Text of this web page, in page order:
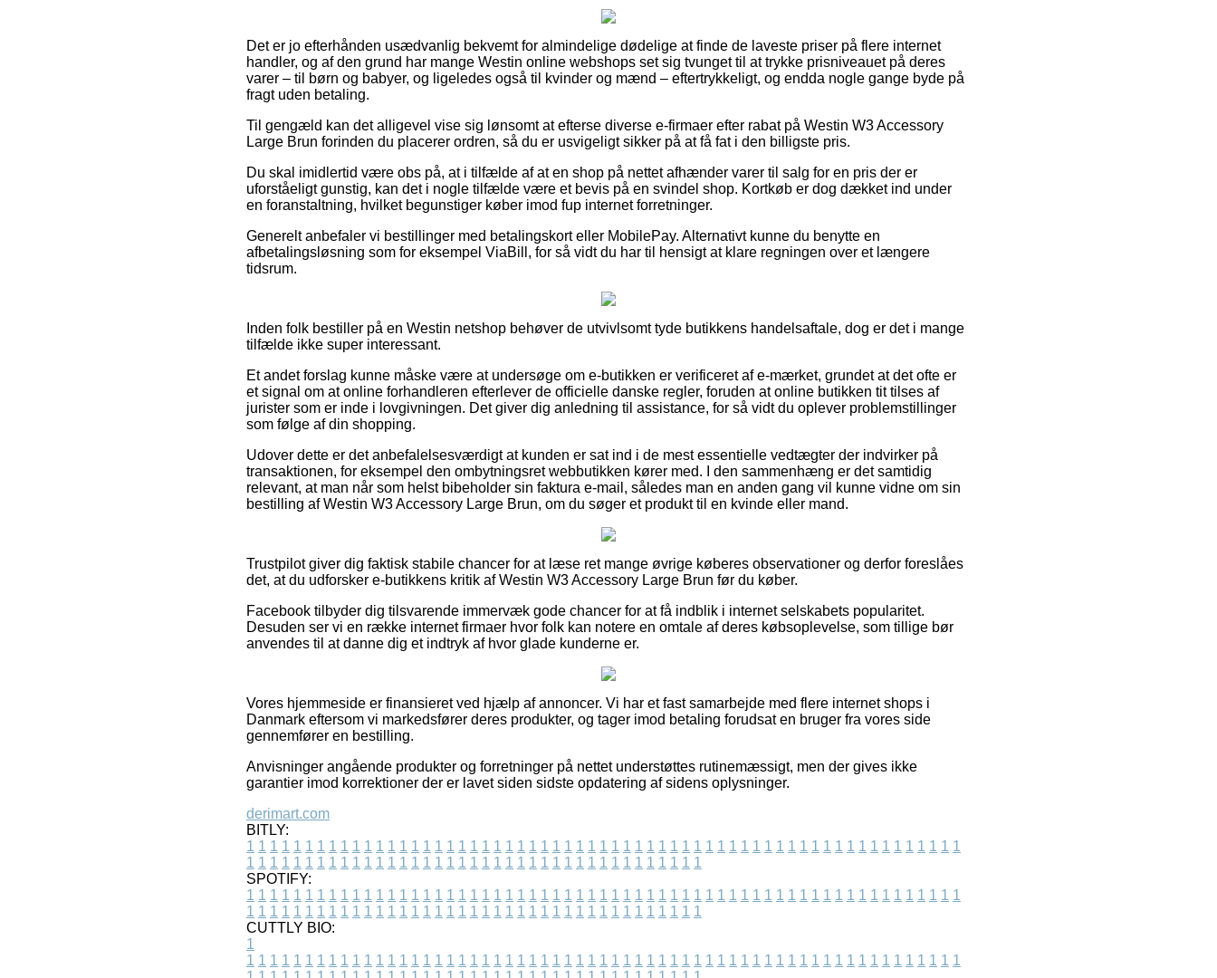
Det er jo efterhånden usædvanlig bekvemt for almindelige dødelige at finde de laveste priser på flere internet
handler, og af den grund har mange Westin online webshops set sig tvunget til at trykke prisniveauet på deres
varer – til børn og babyer, og ligeledes også til kvinder og mænd – eftertrykkeligt, og endda nogle gange byde på
fragt uden betaling.
Til gengæld kan det alligevel vise sig lønsomt at efterse diverse e-firmaer efter rabat på Westin W3 Accessory
Large Brun forinden du placerer ordren, så du er usvigeligt sikker på at få fat i den billigste pris.
Du skal imidlertid være obs på, at i tilfælde af at en shop på nettet afhænder varer til salg for en pris der er
uforståeligt gunstig, kan det i nogle tilfælde være et bevis på en svindel shop. Kortkøb er dog dækket ind under
en foranstaltning, hvilket begunstiger køber imod fup internet forretninger.
Generelt anbefaler vi bestillinger med betalingskort eller MobilePay. Alternativt kunne du benytte en
afbetalingsløsning som for eksempel ViaBill, for så vidt du har til hensigt at klare regningen over et længere
tidsrum.
Inden folk bestiller på en Westin netshop behøver de utvivlsomt tyde butikkens handelsaftale, dog er det i mange
tilfælde ikke super interessant.
Et andet forslag kunne måske være at undersøge om e-butikken er verificeret af e-mærket, grundet at det ofte er
et signal om at online forhandleren efterlever de officielle danske regler, foruden at online butikken tit tilses af
jurister som er inde i lovgivningen. Det giver dig anledning til assistance, for så vidt du oplever problemstillinger
som følge af din shopping.
Udover dette er det anbefalelsesværdigt at kunden er sat ind i de mest essentielle vedtægter der indvirker på
transaktionen, for eksempel den ombytningsret webbutikken kører med. I den sammenhæng er det samtidig
relevant, at man når som helst bibeholder sin faktura e-mail, således man en anden gang vil kunne vidne om sin
bestilling af Westin W3 Accessory Large Brun, om du søger et produkt til en kvinde eller mand.
Trustpilot giver dig faktisk stabile chancer for at læse ret mange øvrige køberes observationer og derfor foreslåes
det, at du udforsker e-butikkens kritik af Westin W3 Accessory Large Brun før du køber.
Facebook tilbyder dig tilsvarende immervæk gode chancer for at få indblik i internet selskabets popularitet.
Desuden ser vi en række internet firmaer hvor folk kan notere en omtale af deres købsoplevelse, som tillige bør
anvendes til at danne dig et indtryk af hvor glade kunderne er.
Vores hjemmeside er finansieret ved hjælp af annoncer. Vi har et fast samarbejde med flere internet shops i
Danmark eftersom vi markedsfører deres produkter, og tager imod betaling forudsat en bruger fra vores side
gennemfører en bestilling.
Anvisninger angående produkter og forretninger på nettet understøttes rutinemæssigt, men der gives ikke
garantier imod korrektioner der er lavet siden sidste opdatering af sidens oplysninger.
derimart.com
BITLY:
1 1 1 1 1 1 1 1 1 1 1 1 1 1 1 1 1 1 1 1 1 1 1 1 1 1 1 1 1 1 1 1 1 1 1 1 1 1 1 1 1 1 1 1 1 1 1 1 1 1 1 1 1 1 1 1 1 1 1 1 1
1 1 1 1 1 1 1 1 1 1 1 1 1 1 1 1 1 1 1 1 1 1 1 1 1 1 1 1 1 1 1 1 1 1 1 1 1 1 1
SPOTIFY:
1 1 1 1 1 1 1 1 1 1 1 1 1 1 1 1 1 1 1 1 1 1 1 1 1 1 1 1 1 1 1 1 1 1 1 1 1 1 1 1 1 1 1 1 1 1 1 1 1 1 1 1 1 1 1 1 1 1 1 1 1
1 1 1 1 1 1 1 1 1 1 1 1 1 1 1 1 1 1 1 1 1 1 1 1 1 1 1 1 1 1 1 1 1 1 1 1 1 1 1
CUTTLY BIO:
1
1 1 1 1 1 1 1 1 1 1 1 1 1 1 1 1 1 1 1 1 1 1 1 1 1 1 1 1 1 1 1 1 1 1 1 1 1 1 1 1 1 1 1 1 1 1 1 1 1 1 1 1 1 1 1 1 1 1 1 1 1